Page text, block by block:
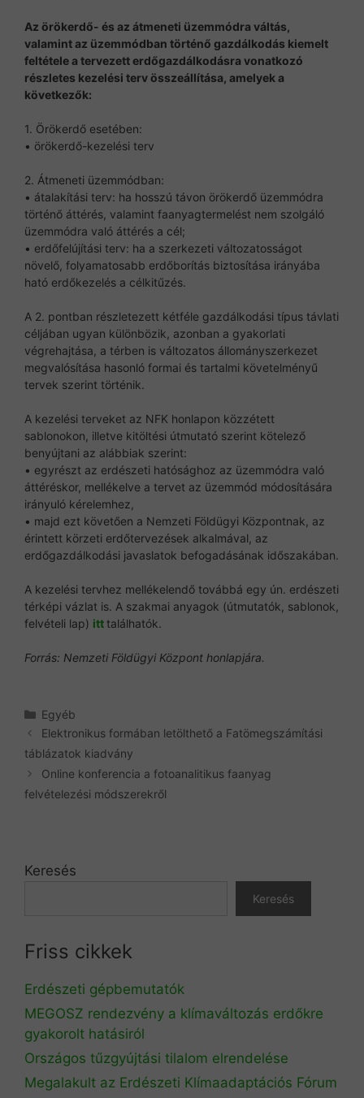
Az örökerdő- és az átmeneti üzemmódra váltás,
valamint az üzemmódban történő gazdálkodás kiemelt
feltétele a tervezett erdőgazdálkodásra vonatkozó
részletes kezelési terv összeállítása, amelyek a
következők:
1. Örökerdő esetében:
• örökerdő-kezelési terv
2. Átmeneti üzemmódban:
• átalakítási terv: ha hosszú távon örökerdő üzemmódra
történő áttérés, valamint faanyagtermelést nem szolgáló
üzemmódra való áttérés a cél;
• erdőfelújítási terv: ha a szerkezeti változatosságot
növelő, folyamatosabb erdőborítás biztosítása irányába
ható erdőkezelés a célkitűzés.
A 2. pontban részletezett kétféle gazdálkodási típus távlati
céljában ugyan különbözik, azonban a gyakorlati
végrehajtása, a térben is változatos állományszerkezet
megvalósítása hasonló formai és tartalmi követelményű
tervek szerint történik.
A kezelési terveket az NFK honlapon közzétett
sablonokon, illetve kitöltési útmutató szerint kötelező
benyújtani az alábbiak szerint:
• egyrészt az erdészeti hatósághoz az üzemmódra való
áttéréskor, mellékelve a tervet az üzemmód módosítására
irányuló kérelemhez,
• majd ezt követően a Nemzeti Földügyi Központnak, az
érintett körzeti erdőtervezések alkalmával, az
erdőgazdálkodási javaslatok befogadásának időszakában.
A kezelési tervhez mellékelendő továbbá egy ún. erdészeti
térképi vázlat is. A szakmai anyagok (útmutatók, sablonok,
felvételi lap) itttalálhatók.
Forrás: Nemzeti Földügyi Központ honlapjára.
Kategória
Egyéb
Elektronikus formában letölthető a Fatömegszámítási
táblázatok kiadvány
Online konferencia a fotoanalitikus faanyag
felvételezési módszerekről
Keresés
Keresés
Friss cikkek
Erdészeti gépbemutatók
MEGOSZ rendezvény a klímaváltozás erdőkre
gyakorolt hatásiról
Országos tűzgyújtási tilalom elrendelése
Megalakult az Erdészeti Klímaadaptációs Fórum